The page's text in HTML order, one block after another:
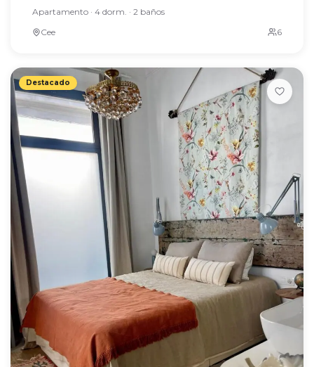
Apartamento · 4 dorm. · 2 baños
Cee